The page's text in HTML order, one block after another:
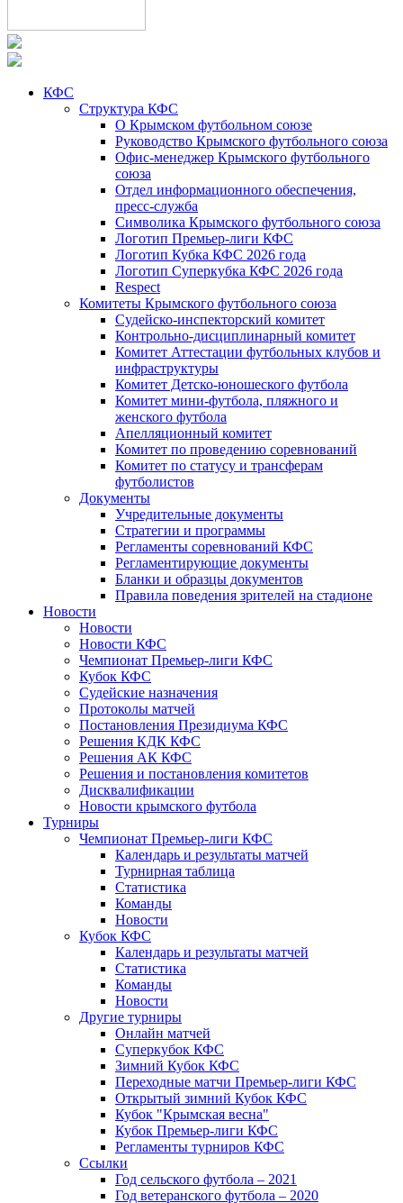
КФС
Структура КФС
О Крымском футбольном союзе
Руководство Крымского футбольного союза
Офис-менеджер Крымского футбольного
союза
Отдел информационного обеспечения,
пресс-служба
Символика Крымского футбольного союза
Логотип Премьер-лиги КФС
Логотип Кубка КФС 2026 года
Логотип Суперкубка КФС 2026 года
Respect
Комитеты Крымского футбольного союза
Судейско-инспекторский комитет
Контрольно-дисциплинарный комитет
Комитет Аттестации футбольных клубов и
инфраструктуры
Комитет Детско-юношеского футбола
Комитет мини-футбола, пляжного и
женского футбола
Апелляционный комитет
Комитет по проведению соревнований
Комитет по статусу и трансферам
футболистов
Документы
Учредительные документы
Стратегии и программы
Регламенты соревнований КФС
Регламентирующие документы
Бланки и образцы документов
Правила поведения зрителей на стадионе
Новости
Новости
Новости КФС
Чемпионат Премьер-лиги КФС
Кубок КФС
Судейские назначения
Протоколы матчей
Постановления Президиума КФС
Решения КДК КФС
Решения АК КФС
Решения и постановления комитетов
Дисквалификации
Новости крымского футбола
Турниры
Чемпионат Премьер-лиги КФС
Календарь и результаты матчей
Турнирная таблица
Статистика
Команды
Новости
Кубок КФС
Календарь и результаты матчей
Статистика
Команды
Новости
Другие турниры
Онлайн матчей
Суперкубок КФС
Зимний Кубок КФС
Переходные матчи Премьер-лиги КФС
Открытый зимний Кубок КФС
Кубок "Крымская весна"
Кубок Премьер-лиги КФС
Регламенты турниров КФС
Ссылки
Год сельского футбола – 2021
Год ветеранского футбола – 2020